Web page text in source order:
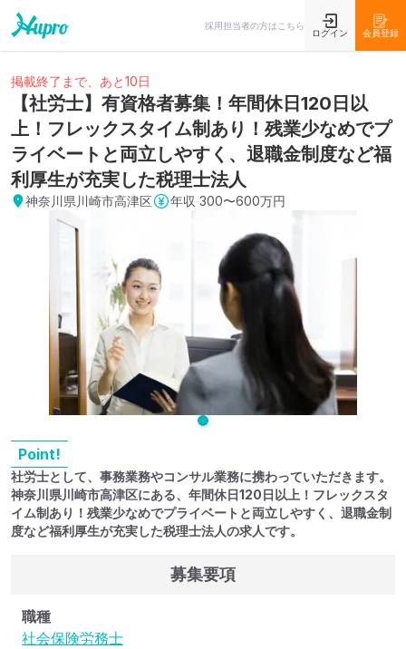
採用担当者の方はこちら
ログイン 会員登録
掲載終了まで、あと10日
【社労士】有資格者募集！年間休日120日以
上！フレックスタイム制あり！残業少なめでプ
ライベートと両立しやすく、退職金制度など福
利厚生が充実した税理士法人
神奈川県川崎市高津区 年収 300〜600万円
Point!
社労士として、事務業務やコンサル業務に携わっていただきます。
神奈川県川崎市高津区にある、年間休日120日以上！フレックスタ
イム制あり！残業少なめでプライベートと両立しやすく、退職金制
度など福利厚生が充実した税理士法人の求人です。
募集要項
職種
社会保険労務士